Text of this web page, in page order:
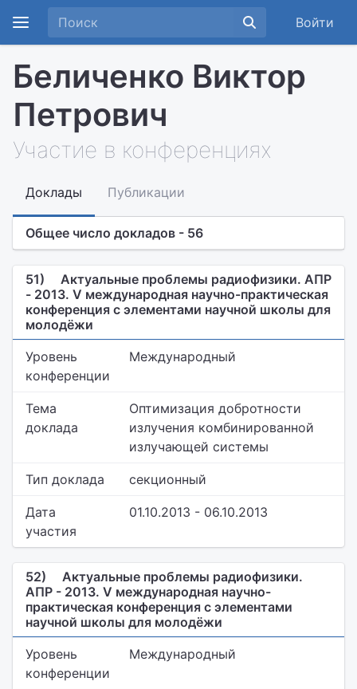
Войти
Беличенко Виктор
Петрович
Участие в конференциях
Доклады Публикации
Общее число докладов - 56
51)
Актуальные проблемы радиофизики. АПР
- 2013. V международная научно-практическая
конференция с элементами научной школы для
молодёжи
Уровень
конференции
Международный
Тема
доклада
Оптимизация добротности
излучения комбинированной
излучающей системы
Тип доклада секционный
Дата
участия
01.10.2013 - 06.10.2013
52)
Актуальные проблемы радиофизики.
АПР - 2013. V международная научно-
практическая конференция с элементами
научной школы для молодёжи
Уровень
конференции
Международный